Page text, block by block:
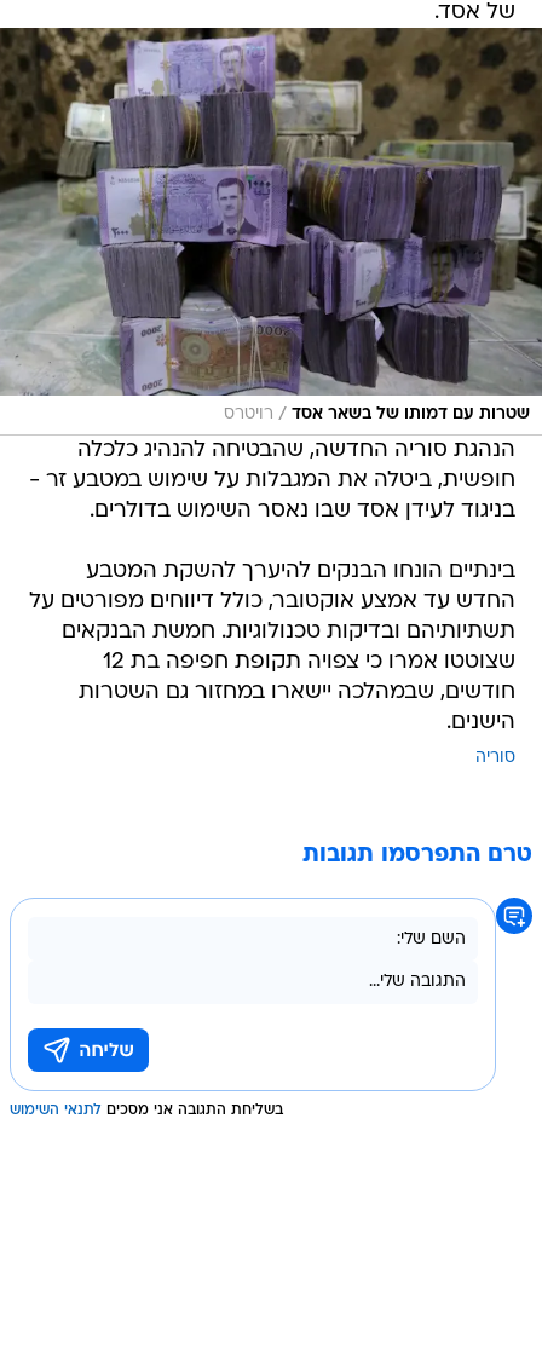
של אסד.
שטרות עם דמותו של בשאר אסד / רויטרס
הנהגת סוריה החדשה, שהבטיחה להנהיג כלכלה
חופשית, ביטלה את המגבלות על שימוש במטבע זר -
בניגוד לעידן אסד שבו נאסר השימוש בדולרים.
בינתיים הונחו הבנקים להיערך להשקת המטבע
החדש עד אמצע אוקטובר, כולל דיווחים מפורטים על
תשתיותיהם ובדיקות טכנולוגיות. חמשת הבנקאים
שצוטטו אמרו כי צפויה תקופת חפיפה בת 12
חודשים, שבמהלכה יישארו במחזור גם השטרות
הישנים.
סוריה
טרם התפרסמו תגובות
בשליחת התגובה אני מסכים לתנאי השימוש